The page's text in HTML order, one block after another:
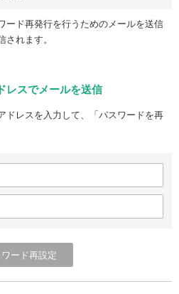
ード再発行を行うためのメールを送信
されます。
レスでメールを送信
ドレスを入力して、「パスワードを再